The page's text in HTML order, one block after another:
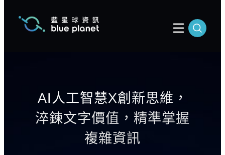
AI人工智慧X創新思維，
淬鍊文字價值，精準掌握
複雜資訊